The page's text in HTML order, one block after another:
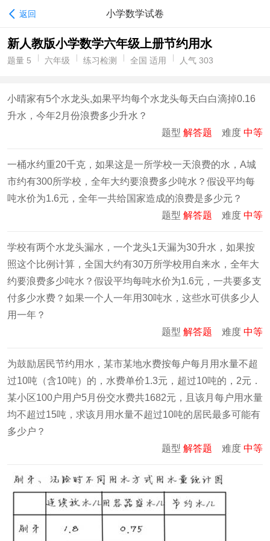
返回 小学数学试卷
新人教版小学数学六年级上册节约用水
题量 5 六年级 练习检测 全国 适用 人气 303
小晴家有5个水龙头,如果平均每个水龙头每天白白滴掉0.16
升水，今年2月份浪费多少升水？
题型 解答题 难度 中等
一桶水约重20千克，如果这是一所学校一天浪费的水，A城
市约有300所学校，全年大约要浪费多少吨水？假设平均每
吨水价为1.6元，全年一共给国家造成的浪费是多少元？
题型 解答题 难度 中等
学校有两个水龙头漏水，一个龙头1天漏为30升水，如果按
照这个比例计算，全国大约有30万所学校用自来水，全年大
约要浪费多少吨水？假设平均每吨水价为1.6元，一共要多支
付多少水费？如果一个人一年用30吨水，这些水可供多少人
用一年？
题型 解答题 难度 中等
为鼓励居民节约用水，某市某地水费按每户每月用水量不超
过10吨（含10吨）的，水费单价1.3元，超过10吨的，2元．
某小区100户用户5月份交水费共1682元，且该月每户用水量
均不超过15吨，求该月用水量不超过10吨的居民最多可能有
多少户？
题型 解答题 难度 中等